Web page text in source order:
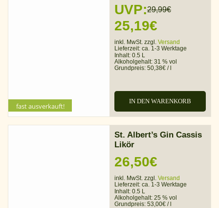
fast ausverkauft!
UVP:29,99€
Ursprünglicher
Preis
war:
29,99€
25,19€
Aktueller
Preis
ist:
25,19€.
inkl. MwSt. zzgl. Versand
Lieferzeit: ca. 1-3 Werktage
Inhalt: 0.5 L
Alkoholgehalt: 31 % vol
Grundpreis: 50,38€ /
IN DEN WARENKORB
St. Albert’s Gin Cassis
Likör
26,50€
inkl. MwSt. zzgl. Versand
Lieferzeit: ca. 1-3 Werktage
Inhalt: 0.5 L
Alkoholgehalt: 25 % vol
Grundpreis: 53,00€ /l